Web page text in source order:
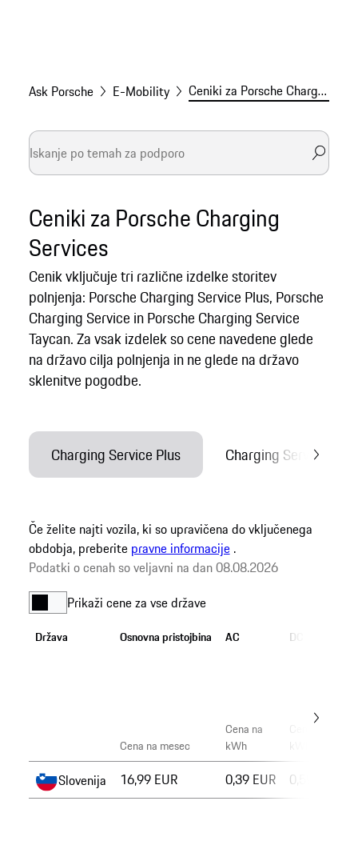
Ask Porsche E-Mobility Ceniki za Porsche Charging Services
Ceniki za Porsche Charging
Services
Cenik vključuje tri različne izdelke storitev
polnjenja: Porsche Charging Service Plus, Porsche
Charging Service in Porsche Charging Service
Taycan. Za vsak izdelek so cene navedene glede
na državo cilja polnjenja in ne glede na državo
sklenitve pogodbe.
Če želite najti vozila, ki so upravičena do vključenega
obdobja, preberite pravne informacije.
Podatki o cenah so veljavni na dan 08.08.2026
Prikaži cene za vse države
Država Osnovna pristojbina AC DC
Cena na mesec
Cena na
kWh
Cena na
kWh
Slovenija 16,99 EUR 0,39 EUR 0,59 EUR